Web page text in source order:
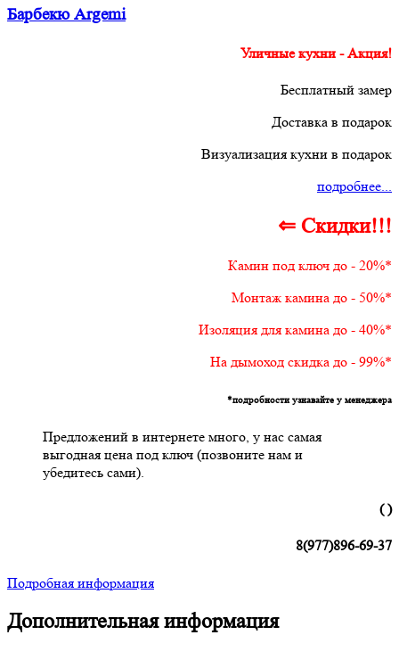
Барбекю Argemi
Уличные кухни - Акция!
Бесплатный замер
Доставка в подарок
Визуализация кухни в подарок
подробнее...
⇐ Скидки!!!
Камин под ключ до - 20%*
Монтаж камина до - 50%*
Изоляция для камина до - 40%*
На дымоход скидка до - 99%*
*подробности узнавайте у менеджера
Предложений в интернете много, у нас самая
выгодная цена под ключ (позвоните нам и
убедитесь сами).
( )
8(977)896-69-37
Подробная информация
Дополнительная информация